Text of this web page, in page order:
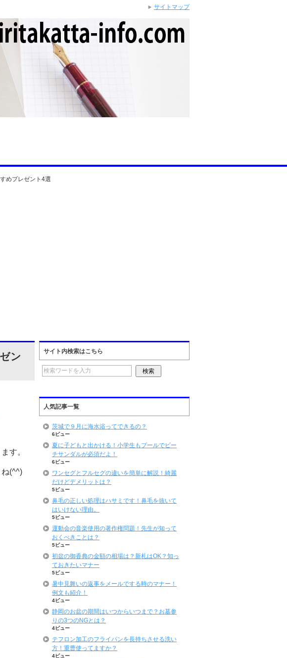
めプレゼント4選
ン
す。
ね(^^)
サイト内検索はこちら
人気記事一覧
茨城で９月に海水浴ってできるの？
6ビュー
夏に子どもと出かける！小学生もプールでビー
チサンダルが必須だよ！
6ビュー
ワンセグとフルセグの違いを簡単に解説！綺麗
だけどデメリットは？
5ビュー
鼻毛の正しい処理はハサミです！鼻毛を抜いて
はいけない理由。
5ビュー
運動会の音楽使用の著作権問題！先生が知って
おくべきことは？
5ビュー
初盆の御香典の金額の相場は？新札はOK？知っ
ておきたいマナー
5ビュー
暑中見舞いの返事をメールでする時のマナー！
例文も紹介！
4ビュー
静岡のお盆の期間はいつからいつまで？お墓参
りの3つのNGとは？
4ビュー
テフロン加工のフライパンを長持ちさせる洗い
方！重曹使ってますか？
4ビュー
サイトマップ